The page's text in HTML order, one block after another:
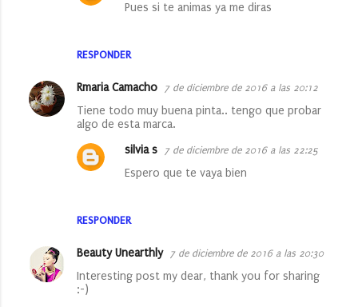
RESPONDER
Pues si te animas ya me diras
Rmaria Camacho 7 de diciembre de 2016 a las 20:12
Tiene todo muy buena pinta.. tengo que probar
algo de esta marca.
RESPONDER
silvia s 7 de diciembre de 2016 a las 22:25
Espero que te vaya bien
Beauty Unearthly 7 de diciembre de 2016 a las 20:30
Interesting post my dear, thank you for sharing
:-)